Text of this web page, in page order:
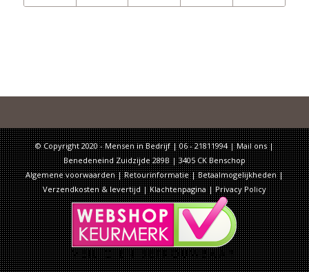
© Copyright 2020 - Mensen in Bedrijf | 06 - 21811994 |Mail ons|
Benedeneind Zuidzijde 289B | 3405 CK Benschop
Algemene voorwaarden|Retourinformatie|Betaalmogelijkheden|
Verzendkosten & levertijd|Klachtenpagina|Privacy Policy